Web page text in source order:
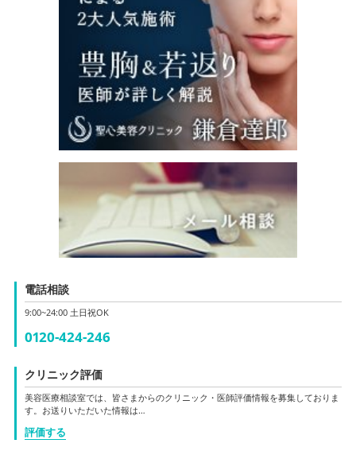
電話相談
9:00~24:00 土日祝OK
0120-424-246
クリニック評価
美容医療相談室では、皆さまからのクリニック・医師評価情報を募集しておりま
す。お送りいただいた情報は…
評価する